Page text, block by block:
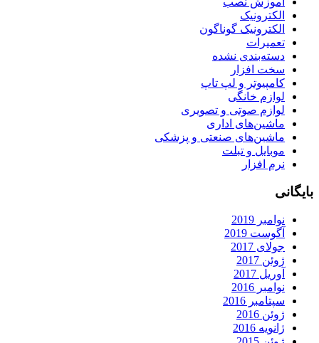
الکترونیک
الکترونیک گوناگون
تعمیرات
دسته‌بندی نشده
سخت افزار
کامپیوتر و لپ تاپ
لوازم خانگی
لوازم صوتی و تصویری
ماشین‌های اداری
ماشین‌های صنعتی و پزشکی
موبایل و تبلت
نرم افزار
بایگانی
نوامبر 2019
آگوست 2019
جولای 2017
ژوئن 2017
آوریل 2017
نوامبر 2016
سپتامبر 2016
ژوئن 2016
ژانویه 2016